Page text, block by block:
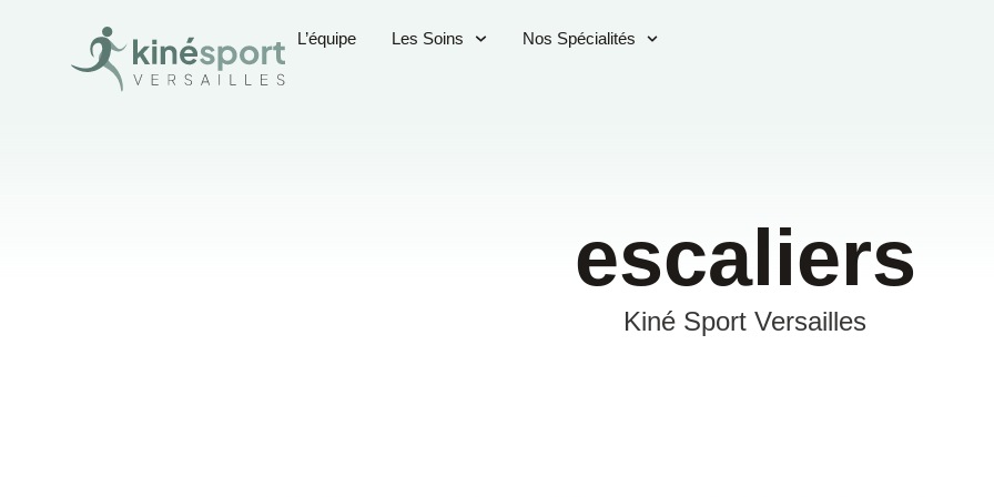
L’équipe Les Soins Nos Spécialités
escaliers
Kiné Sport Versailles